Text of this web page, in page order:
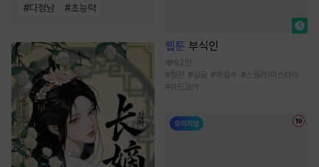
#다정남 #초능력
웹툰 부식인
92만
#혐관 #강공 #까칠수 #스릴러/미스터리
#하드코어